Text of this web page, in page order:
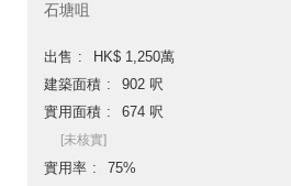
石塘咀
出售
HK$ 1,250萬
建築面積
902 呎
實用面積
674 呎
[未核實]
實用率
75%